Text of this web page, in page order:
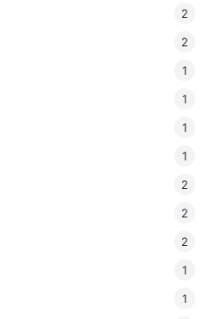
2
2
1
1
1
1
2
2
2
1
1